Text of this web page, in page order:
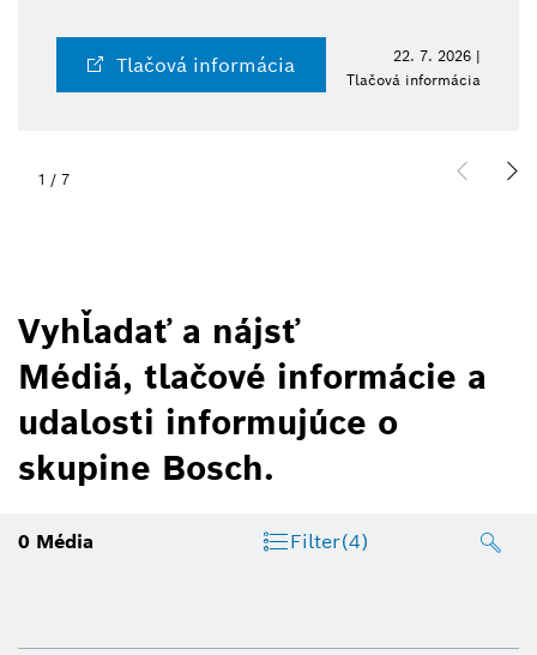
Tlačová informácia
22. 7. 2026 |
Tlačová informácia
1 / 7
Vyhľadať a nájsť
Médiá, tlačové informácie a
udalosti informujúce o
skupine Bosch.
0 Média Filter(4)